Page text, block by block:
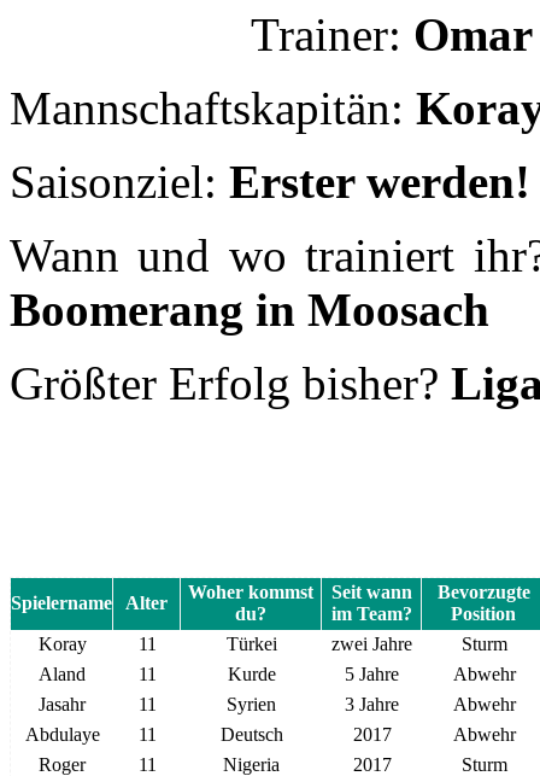
Trainer: Omar
Mannschaftskapitän:
Saisonziel: Erster werden!
Wann und wo trainiert
Boomerang in Moosach
Größter Erfolg bisher?
Spielername Alter
Woher kommst
du?
Seit wann
im Team?
Bevorzugte
Position
Koray
11 Türkei zwei Jahre
Sturm
Aland
11 Kurde 5 Jahre
Abwehr
Jasahr
11 Syrien 3 Jahre
Abwehr
Abdulaye
11 Deutsch 2017
Abwehr
Roger
11 Nigeria 2017
Sturm